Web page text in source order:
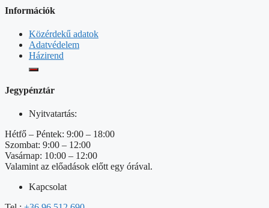
Információk
Közérdekű adatok
Adatvédelem
Házirend
Jegypénztár
Nyitvatartás:
Hétfő – Péntek: 9:00 – 18:00
Szombat: 9:00 – 12:00
Vasárnap: 10:00 – 12:00
Valamint az előadások előtt egy órával.
Kapcsolat